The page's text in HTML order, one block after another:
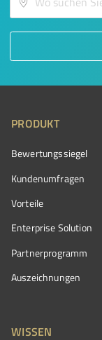
PRODUKT
Bewertungssiegel
Kundenumfragen
Vorteile
Enterprise Solution
Partnerprogramm
Auszeichnungen
WISSEN